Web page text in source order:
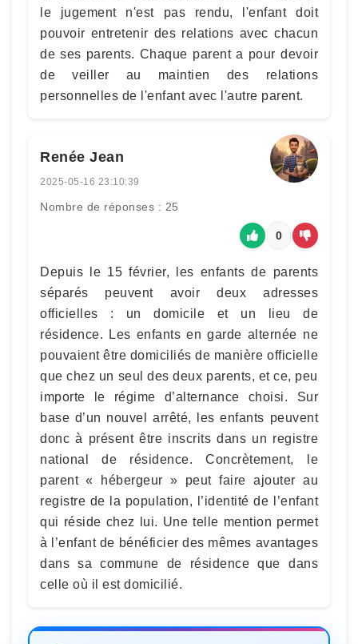
le jugement n'est pas rendu, l'enfant doit
pouvoir entretenir des relations avec chacun
de ses parents. Chaque parent a pour devoir
de veiller au maintien des relations
personnelles de l'enfant avec l'autre parent.
Renée Jean
2025-05-16 23:10:39
Nombre de réponses : 25
0
Depuis le 15 février, les enfants de parents
séparés peuvent avoir deux adresses
officielles : un domicile et un lieu de
résidence. Les enfants en garde alternée ne
pouvaient être domiciliés de manière officielle
que chez un seul des deux parents, et ce, peu
importe le régime d’alternance choisi. Sur
base d’un nouvel arrêté, les enfants peuvent
donc à présent être inscrits dans un registre
national de résidence. Concrètement, le
parent « hébergeur » peut faire ajouter au
registre de la population, l’identité de l’enfant
qui réside chez lui. Une telle mention permet
à l’enfant de bénéficier des mêmes avantages
dans sa commune de résidence que dans
celle où il est domicilié.